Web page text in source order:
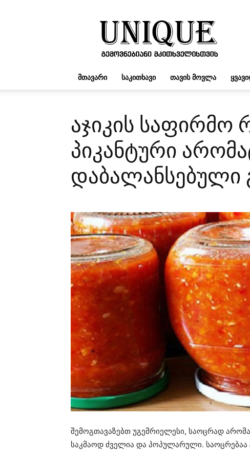
UNIQUE.GE
ᲛᲗᲐᲕᲐᲠᲘ ᲡᲐᲙᲘᲗᲮᲐᲕᲘ ᲗᲐᲕᲘᲡ ᲛᲝᲕᲚᲐ
აჯიკის საფირმო
პიკანტური
დაბალანსებული
შემოგთავაზებთ უგემრიელესი, საოცრად
საკმაოდ ძველია და პოპულარული.